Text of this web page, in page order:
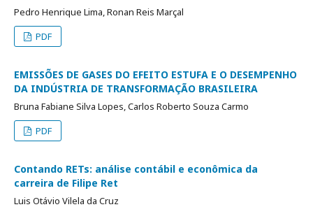
Pedro Henrique Lima, Ronan Reis Marçal
PDF
EMISSÕES DE GASES DO EFEITO ESTUFA E O DESEMPENHO
DA INDÚSTRIA DE TRANSFORMAÇÃO BRASILEIRA
Bruna Fabiane Silva Lopes, Carlos Roberto Souza Carmo
PDF
Contando RETs: análise contábil e econômica da
carreira de Filipe Ret
Luis Otávio Vilela da Cruz